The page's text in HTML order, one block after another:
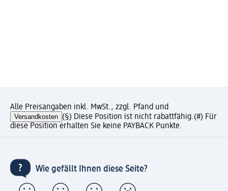
Alle Preisangaben inkl. MwSt., zzgl. Pfand und
Versandkosten (§) Diese Position ist nicht rabattfähig.(#) Für
diese Position erhalten Sie keine PAYBACK Punkte.
Wie gefällt Ihnen diese Seite?